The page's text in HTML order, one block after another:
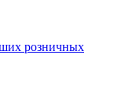
розничных